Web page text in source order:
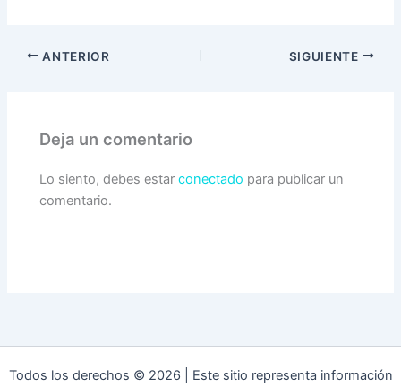
ANTERIOR SIGUIENTE
Deja un comentario
Lo siento, debes estarconectado para publicar un
comentario.
Todos los derechos © 2026 | Este sitio representa información